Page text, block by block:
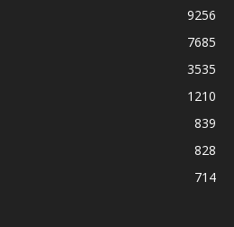
9256
7685
3535
1210
839
828
714